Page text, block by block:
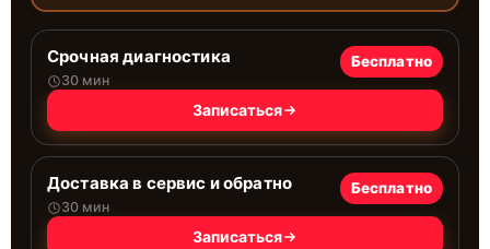
Срочная диагностика
30 мин
Бесплатно
Записаться
Доставка в сервис и обратно
30 мин
Бесплатно
Записаться